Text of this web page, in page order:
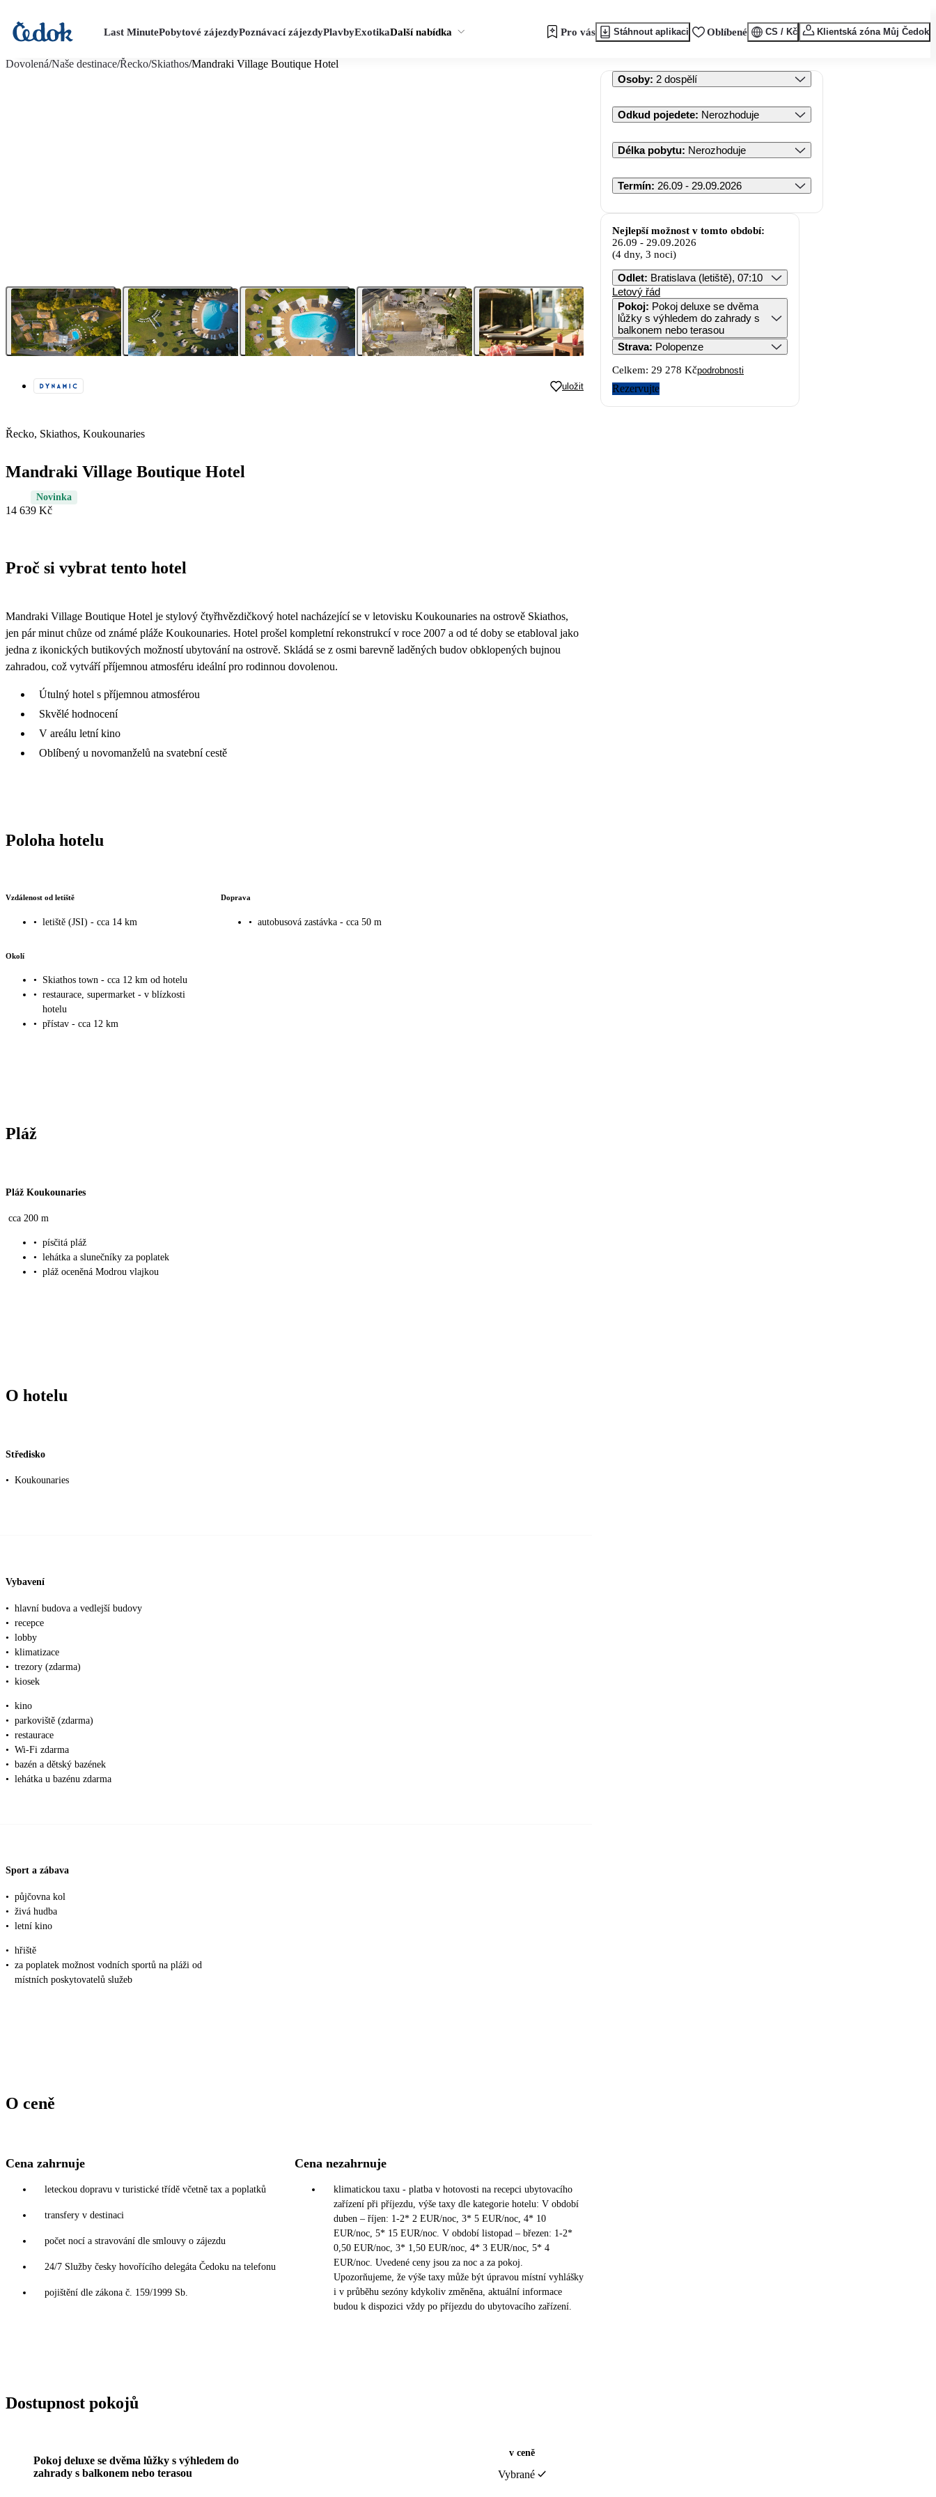
Last MinutePobytové zájezdyPoznávací zájezdyPlavbyExotikaDalší nabídka Pro vás Stáhnout aplikaci Oblíbené CS / Kč Klientská zóna Můj Čedok
Dovolená/Naše destinace/Řecko/Skiathos/Mandraki Village Boutique Hotel
uložit
Řecko, Skiathos, Koukounaries
Mandraki Village Boutique Hotel
Novinka
14 639 Kč
Proč si vybrat tento hotel
Mandraki Village Boutique Hotel je stylový čtyřhvězdičkový hotel nacházející se v letovisku Koukounaries na ostrově Skiathos,
jen pár minut chůze od známé pláže Koukounaries. Hotel prošel kompletní rekonstrukcí v roce 2007 a od té doby se etabloval jako
jedna z ikonických butikových možností ubytování na ostrově. Skládá se z osmi barevně laděných budov obklopených bujnou
zahradou, což vytváří příjemnou atmosféru ideální pro rodinnou dovolenou.
Útulný hotel s příjemnou atmosférou
Skvělé hodnocení
V areálu letní kino
Oblíbený u novomanželů na svatební cestě
Poloha hotelu
Vzdálenost od letiště
• letiště (JSI) - cca 14 km
Doprava
• autobusová zastávka - cca 50 m
Okolí
•
Skiathos town - cca 12 km od hotelu
• restaurace, supermarket - v blízkosti
hotelu
• přístav - cca 12 km
Pláž
Pláž Koukounaries
cca 200 m
• písčitá pláž
• lehátka a slunečníky za poplatek
• pláž oceněná Modrou vlajkou
O hotelu
Středisko
• Koukounaries
Vybavení
• hlavní budova a vedlejší budovy
• recepce
• lobby
• klimatizace
• trezory (zdarma)
• kiosek
• kino
• parkoviště (zdarma)
• restaurace
• Wi-Fi zdarma
• bazén a dětský bazének
• lehátka u bazénu zdarma
Sport a zábava
• půjčovna kol
• živá hudba
• letní kino
• hřiště
• za poplatek možnost vodních sportů na pláži od
místních poskytovatelů služeb
O ceně
Cena zahrnuje
leteckou dopravu v turistické třídě včetně tax a poplatků
transfery v destinaci
počet nocí a stravování dle smlouvy o zájezdu
24/7 Služby česky hovořícího delegáta Čedoku na telefonu
pojištění dle zákona č. 159/1999 Sb.
Cena nezahrnuje
klimatickou taxu - platba v hotovosti na recepci ubytovacího
zařízení při příjezdu, výše taxy dle kategorie hotelu: V období
duben – říjen: 1-2* 2 EUR/noc, 3* 5 EUR/noc, 4* 10
EUR/noc, 5* 15 EUR/noc. V období listopad – březen: 1-2*
0,50 EUR/noc, 3* 1,50 EUR/noc, 4* 3 EUR/noc, 5* 4
EUR/noc. Uvedené ceny jsou za noc a za pokoj.
Upozorňujeme, že výše taxy může být úpravou místní vyhlášky
i v průběhu sezóny kdykoliv změněna, aktuální informace
budou k dispozici vždy po příjezdu do ubytovacího zařízení.
Dostupnost pokojů
Pokoj deluxe se dvěma lůžky s výhledem do
zahrady s balkonem nebo terasou
v ceně
Vybrané
Osoby: 2 dospělí
Odkud pojedete: Nerozhoduje
Délka pobytu: Nerozhoduje
Termín: 26.09 - 29.09.2026
Nejlepší možnost v tomto období:
26.09 - 29.09.2026
(4 dny, 3 noci)
Odlet: Bratislava (letiště), 07:10
Letový řád
Pokoj: Pokoj deluxe se dvěma
lůžky s výhledem do zahrady s
balkonem nebo terasou
Strava: Polopenze
Celkem: 29 278 Kčpodrobnosti
Rezervujte